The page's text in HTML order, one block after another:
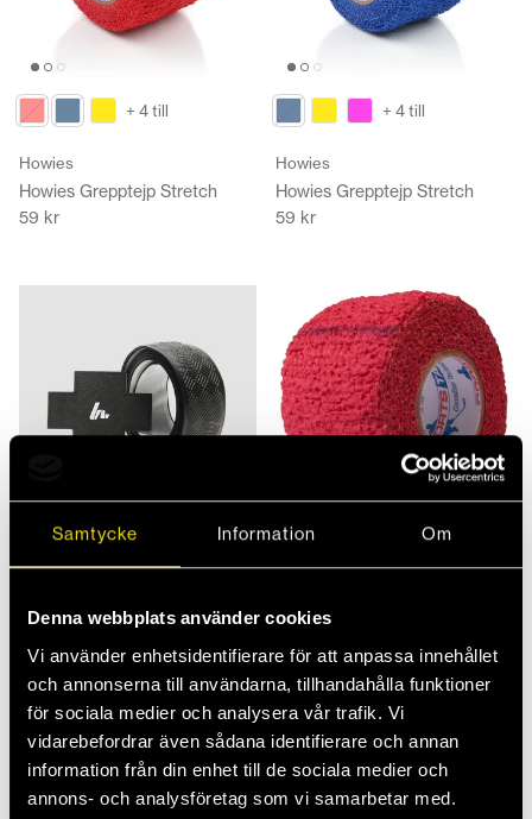
Samtycke Information Om
Denna webbplats använder cookies
Vi använder enhetsidentifierare för att anpassa innehållet
och annonserna till användarna, tillhandahålla funktioner
för sociala medier och analysera vår trafik. Vi
vidarebefordrar även sådana identifierare och annan
information från din enhet till de sociala medier och
annons- och analysföretag som vi samarbetar med.
Howies
Howies Grepptejp Stretch
59 kr
+ 4 till
Howies
Howies Grepptejp Stretch
59 kr
+ 4 till
Howies Apex Grepptejp
149 kr
4,6m
49 kr